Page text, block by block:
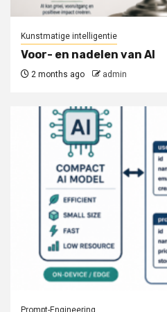
Kunstmatige intelligentie
Voor- en nadelen van AI
2 months ago admin
Prompt-Engineering